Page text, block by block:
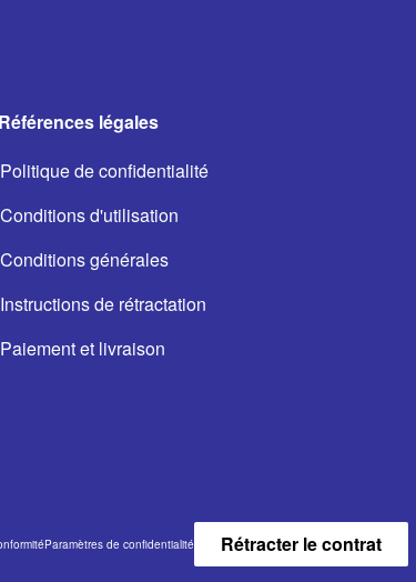
Références légales
Politique de confidentialité
Conditions d'utilisation
Conditions générales
Instructions de rétractation
Paiement et livraison
Paramètres de confidentialité Rétracter le contrat